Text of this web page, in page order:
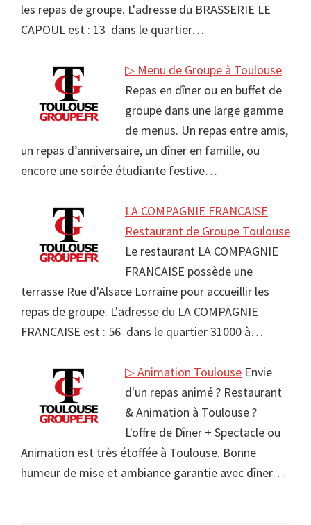
les repas de groupe. L'adresse du BRASSERIE LE
CAPOUL est : 13 dans le quartier…
▷ Menu de Groupe à Toulouse
Repas en dîner ou en buffet de
groupe dans une large gamme
de menus. Un repas entre amis,
un repas d’anniversaire, un dîner en famille, ou
encore une soirée étudiante festive…
LA COMPAGNIE FRANCAISE
Restaurant de Groupe Toulouse
Le restaurant LA COMPAGNIE
FRANCAISE possède une
terrasse Rue d'Alsace Lorraine pour accueillir les
repas de groupe. L'adresse du LA COMPAGNIE
FRANCAISE est : 56 dans le quartier 31000 à…
▷ Animation Toulouse Envie
d'un repas animé ? Restaurant
& Animation à Toulouse ?
L'offre de Dîner + Spectacle ou
Animation est très étoffée à Toulouse. Bonne
humeur de mise et ambiance garantie avec dîner…